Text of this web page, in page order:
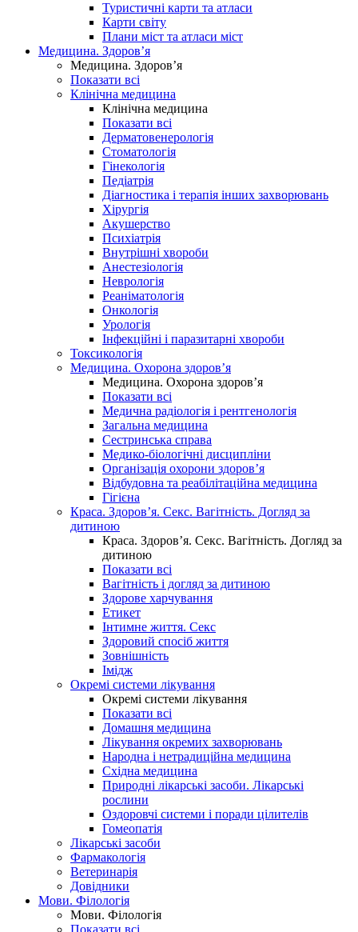
Туристичні карти та атласи
Карти світу
Плани міст та атласи міст
Медицина. Здоров’я
Медицина. Здоров’я
Показати всі
Клінічна медицина
Клінічна медицина
Показати всі
Дерматовенерологія
Стоматологія
Гінекологія
Педіатрія
Діагностика і терапія інших захворювань
Хірургія
Акушерство
Психіатрія
Внутрішні хвороби
Анестезіологія
Неврологія
Реаніматологія
Онкологія
Урологія
Інфекційні і паразитарні хвороби
Токсикологія
Медицина. Охорона здоров’я
Медицина. Охорона здоров’я
Показати всі
Медична радіологія і рентгенологія
Загальна медицина
Сестринська справа
Медико-біологічні дисципліни
Організація охорони здоров’я
Відбудовна та реабілітаційна медицина
Гігієна
Краса. Здоров’я. Секс. Вагітність. Догляд за
дитиною
Краса. Здоров’я. Секс. Вагітність. Догляд за
дитиною
Показати всі
Вагітність і догляд за дитиною
Здорове харчування
Етикет
Інтимне життя. Секс
Здоровий спосіб життя
Зовнішність
Імідж
Окремі системи лікування
Окремі системи лікування
Показати всі
Домашня медицина
Лікування окремих захворювань
Народна і нетрадиційна медицина
Східна медицина
Природні лікарські засоби. Лікарські
рослини
Оздоровчі системи і поради цілителів
Гомеопатія
Лікарські засоби
Фармакологія
Ветеринарія
Довідники
Мови. Філологія
Мови. Філологія
Показати всі